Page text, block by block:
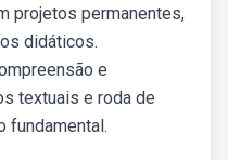
projetos permanentes,
didáticos.
e
textuais e roda de
fundamental.